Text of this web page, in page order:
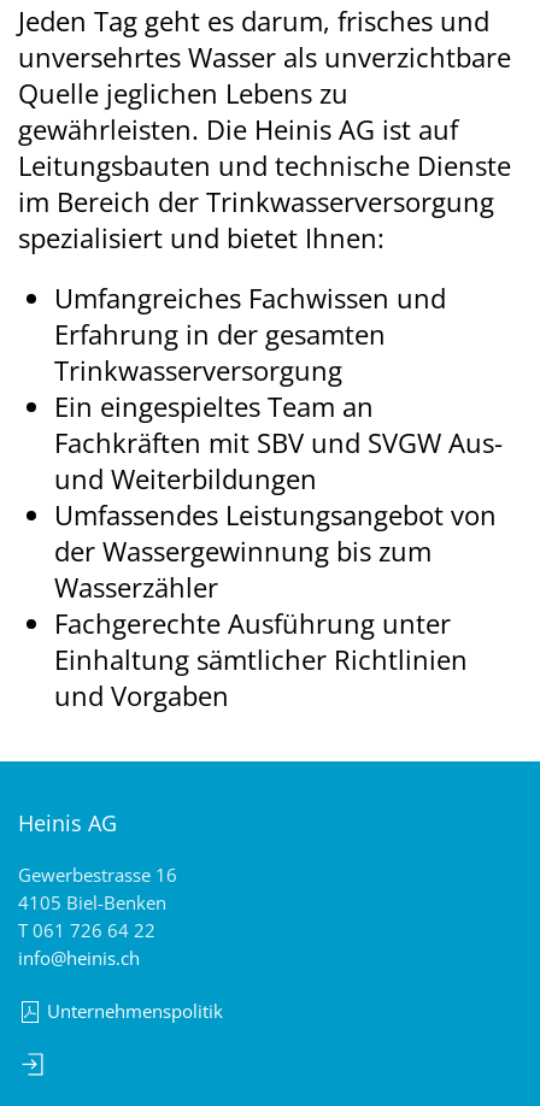
Jeden Tag geht es darum, frisches und
unversehrtes Wasser als unverzichtbare
Quelle jeglichen Lebens zu
gewährleisten. Die Heinis AG ist auf
Leitungsbauten und technische Dienste
im Bereich der Trinkwasserversorgung
spezialisiert und bietet Ihnen:
Umfangreiches Fachwissen und
Erfahrung in der gesamten
Trinkwasserversorgung
Ein eingespieltes Team an
Fachkräften mit SBV und SVGW Aus-
und Weiterbildungen
Umfassendes Leistungsangebot von
der Wassergewinnung bis zum
Wasserzähler
Fachgerechte Ausführung unter
Einhaltung sämtlicher Richtlinien
und Vorgaben
Heinis AG
Gewerbestrasse 16
4105 Biel-Benken
T 061 726 64 22
info@heinis.ch
Unternehmenspolitik